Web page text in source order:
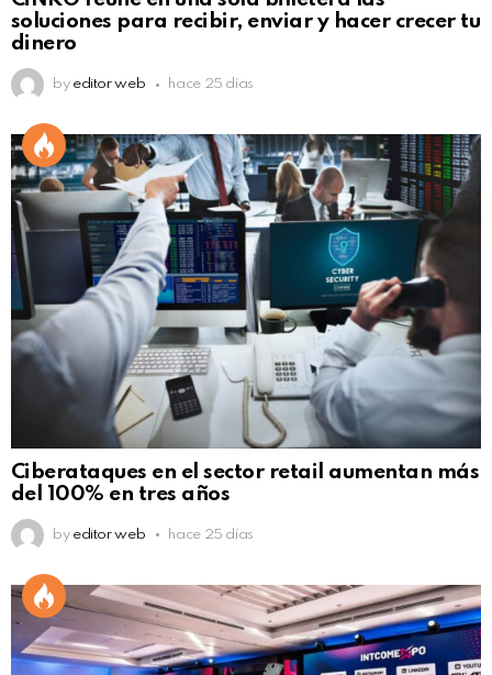
soluciones para recibir, enviar y hacer crecer tu
dinero
by editor web hace 25 días
Ciberataques en el sector retail aumentan más
del 100% en tres años
by editor web hace 25 días